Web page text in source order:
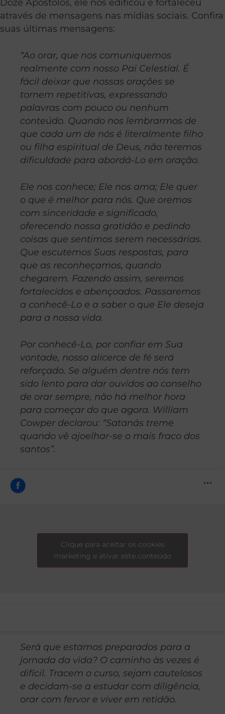
Doze Apóstolos, ele nos edificou e fortaleceu
através de mensagens nas mídias sociais. Confira
suas últimas mensagens:
“Ao orar, que nos comuniquemos
realmente com nosso Pai Celestial. É
fácil deixar que nossas orações se
tornem repetitivas, expressando
palavras com pouco ou nenhum
conteúdo. Quando nos lembrarmos de
que cada um de nós é literalmente filho
ou filha espiritual de Deus, não teremos
dificuldade para abordá-Lo em oração.
Ele nos conhece; Ele nos ama; Ele quer
o que é melhor para nós. Que oremos
com sinceridade e significado,
oferecendo nossa gratidão e pedindo
coisas que sentimos serem necessárias.
Que escutemos Suas respostas, para
que as reconheçamos, quando
chegarem. Fazendo assim, seremos
fortalecidos e abençoados. Passaremos
a conhecê-Lo e a saber o que Ele deseja
para a nossa vida.
Por conhecê-Lo, por confiar em Sua
vontade, nosso alicerce de fé será
reforçado. Se alguém dentre nós tem
sido lento para dar ouvidos ao conselho
de orar sempre, não há melhor hora
para começar do que agora. William
Cowper declarou: “Satanás treme
quando vê ajoelhar-se o mais fraco dos
santos”.
Clique para aceitar os cookies
marketing e ativar este conteúdo
Será que estamos preparados para a
jornada da vida? O caminho às vezes é
difícil. Tracem o curso, sejam cautelosos
e decidam-se a estudar com diligência,
orar com fervor e viver em retidão.